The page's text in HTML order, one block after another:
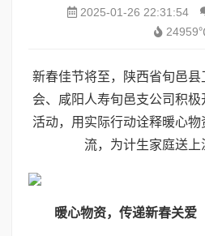
2025-01-26 22:31:54
新春佳节将至，陕西省旬邑
会、咸阳人寿旬邑支公司积
活动，用实际行动诠释暖心
流，为计生家庭送上
暖心物资，传递新春关爱